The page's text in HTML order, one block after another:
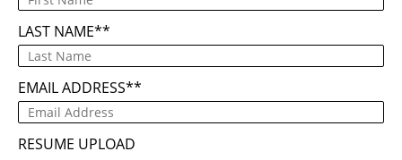
LAST NAME*
EMAIL ADDRESS*
RESUME UPLOAD